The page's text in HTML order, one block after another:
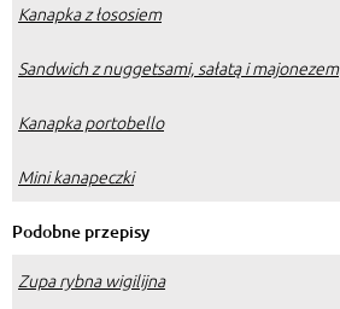
Kanapka z łososiem
Sandwich z nuggetsami, sałatą i majonezem
Kanapka portobello
Mini kanapeczki
Podobne przepisy
Zupa rybna wigilijna